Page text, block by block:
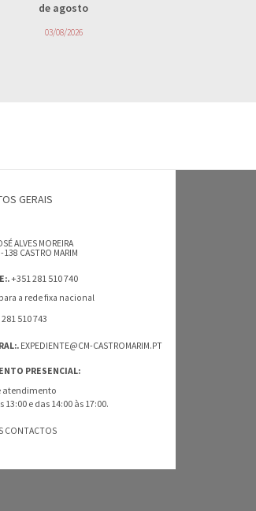
de agosto
03/08/2026
GERAIS
ALVES MOREIRA
CASTRO MARIM
+351 281 510 740
a rede fixa nacional
510 743
EXPEDIENTE@CM-CASTROMARIM.PT
PRESENCIAL:
atendimento
13:00 e das 14:00 às 17:00.
CONTACTOS